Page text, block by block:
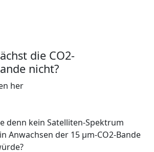
die CO2-
nicht?
her
denn kein Satelliten-Spektrum
Anwachsen der 15 µm-CO2-Bande